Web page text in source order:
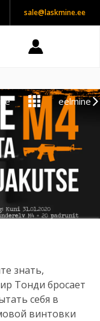
sale@laskmine.ee
eelmine
знать,
Тонди бросает
себя в
винтовки